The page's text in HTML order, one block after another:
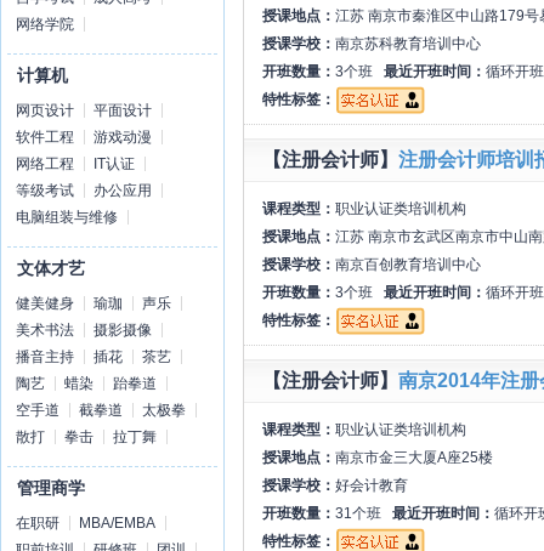
网络学院
计算机
网页设计
平面设计
软件工程
游戏动漫
网络工程
IT认证
等级考试
办公应用
电脑组装与维修
文体才艺
健美健身 瑜珈
声乐
美术书法
摄影摄像
播音主持
插花
茶艺
陶艺
蜡染
跆拳道
空手道
截拳道
太极拳
散打
拳击 拉丁舞
管理商学
在职研
MBA/EMBA
授课地点： 江苏 南京市秦淮区中山路179
授课学校： 南京苏科教育培训中心
开班数量： 3个班 最近开班时间： 循环开班
特性标签：
【注册会计师】 注册会计师培训
课程类型： 职业认证类培训机构
授课地点： 江苏 南京市玄武区南京市中山
授课学校： 南京百创教育培训中心
开班数量： 3个班 最近开班时间： 循环开班
特性标签：
【注册会计师】 南京2014年注
课程类型： 职业认证类培训机构
授课地点： 南京市金三大厦A座25楼
授课学校： 好会计教育
开班数量： 31个班 最近开班时间： 循环开
特性标签：